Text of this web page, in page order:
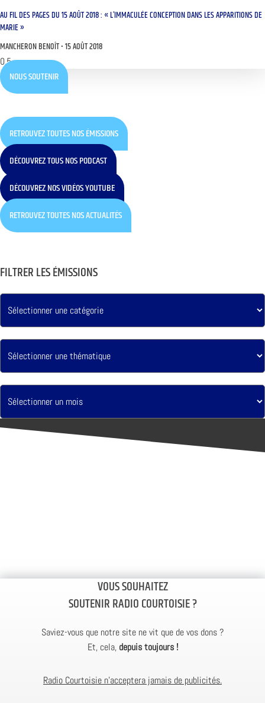
AU FIL DES PAGES DU 15 AOÛT 2018 : « L’IMMACULÉE CONCEPTION DANS LES APPARITIONS DE
MARIE »
MANCHERON BENOÎT 15 AOÛT 2018
NOUS SOUTENIR
RETROUVEZ TOUTES NOS ÉMISSIONS
DÉCOUVREZ TOUS NOS PODCAST
DÉCOUVREZ NOS VIDÉOS YOUTUBE
RETROUVEZ TOUTES NOS ACTUALITÉS
FILTRER LES ÉMISSIONS
VOUS SOUHAITEZ
SOUTENIR RADIO COURTOISIE ?
Saviez-vous que notre site ne vit que de vos dons ?
Et, cela, depuis toujours !
Radio Courtoisie n’acceptera jamais de publicités.